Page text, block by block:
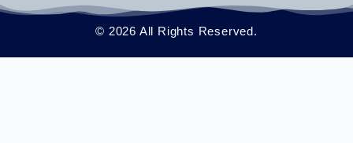
© 2026 All Rights Reserved.